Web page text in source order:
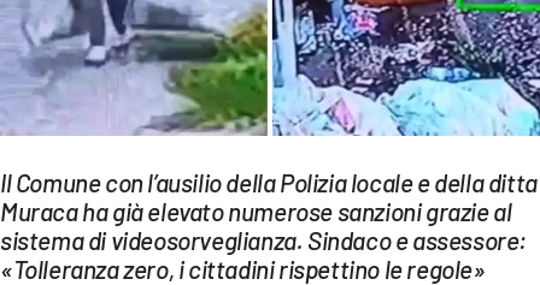
Streaming
LAC TV
LAC ONAIR
LaC
Il Comune con l’ausilio della Polizia locale e della ditta
Muraca ha già elevato numerose sanzioni grazie al
sistema di videosorveglianza. Sindaco e assessore:
«Tolleranza zero, i cittadini rispettino le regole»